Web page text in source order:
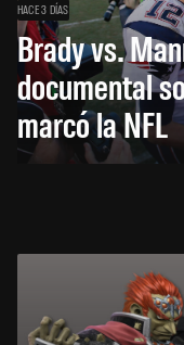
HACE 3 DÍAS
Brady vs.
documental
marcó la NFL